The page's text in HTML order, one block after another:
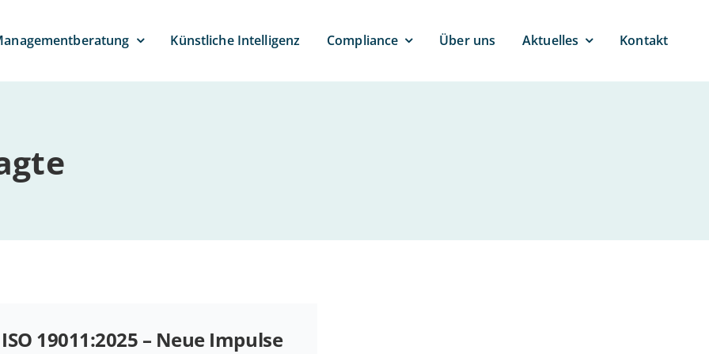
Künst­li­che Intelligenz Com­pli­ance Über uns Ak­tu­el­les Kontakt
ISO 19011:2025 – Neue Impulse